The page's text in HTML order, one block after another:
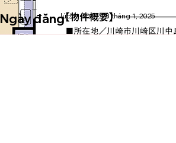
Ngày đănglúc 11:30:52 28 tháng 1, 2025